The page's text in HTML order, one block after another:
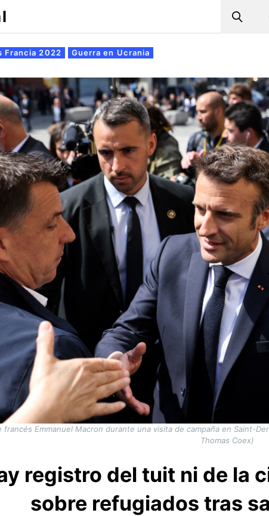
Search
Francia 2022 Guerra en Ucrania
francés Emmanuel Macron durante una visita de campaña en Saint-
Thomas Coex)
registro del tuit ni de la
sobre refugiados tras